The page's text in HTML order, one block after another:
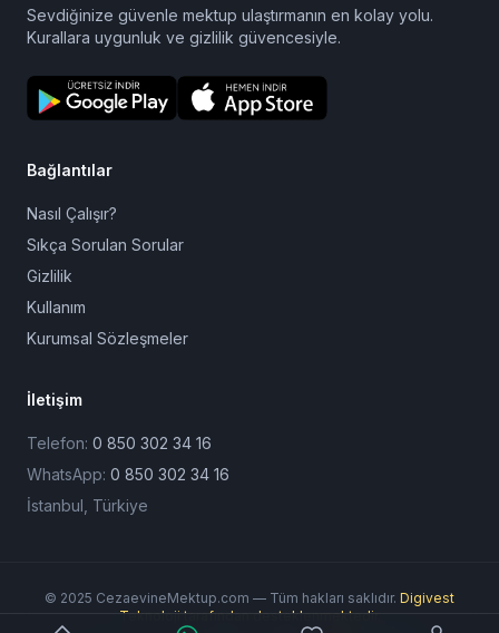
Sevdiğinize güvenle mektup ulaştırmanın en kolay yolu.
Kurallara uygunluk ve gizlilik güvencesiyle.
Bağlantılar
Nasıl Çalışır?
Sıkça Sorulan Sorular
Gizlilik
Kullanım
Kurumsal Sözleşmeler
İletişim
Telefon: 0 850 302 34 16
WhatsApp: 0 850 302 34 16
İstanbul, Türkiye
© 2025 CezaevineMektup.com — Tüm hakları saklıdır. Digivest
Teknoloji tarafından desteklenmektedir.